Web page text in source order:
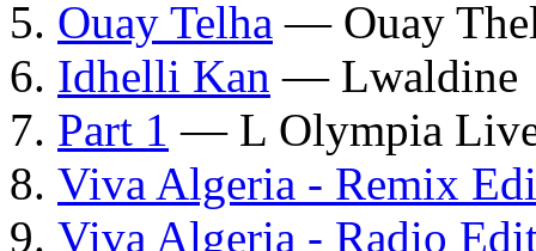
Ouay Telha — Ouay
Idhelli Kan — Lwaldine
Part 1 — L Olympia
Viva Algeria - Remix
Viva Algeria - Radio